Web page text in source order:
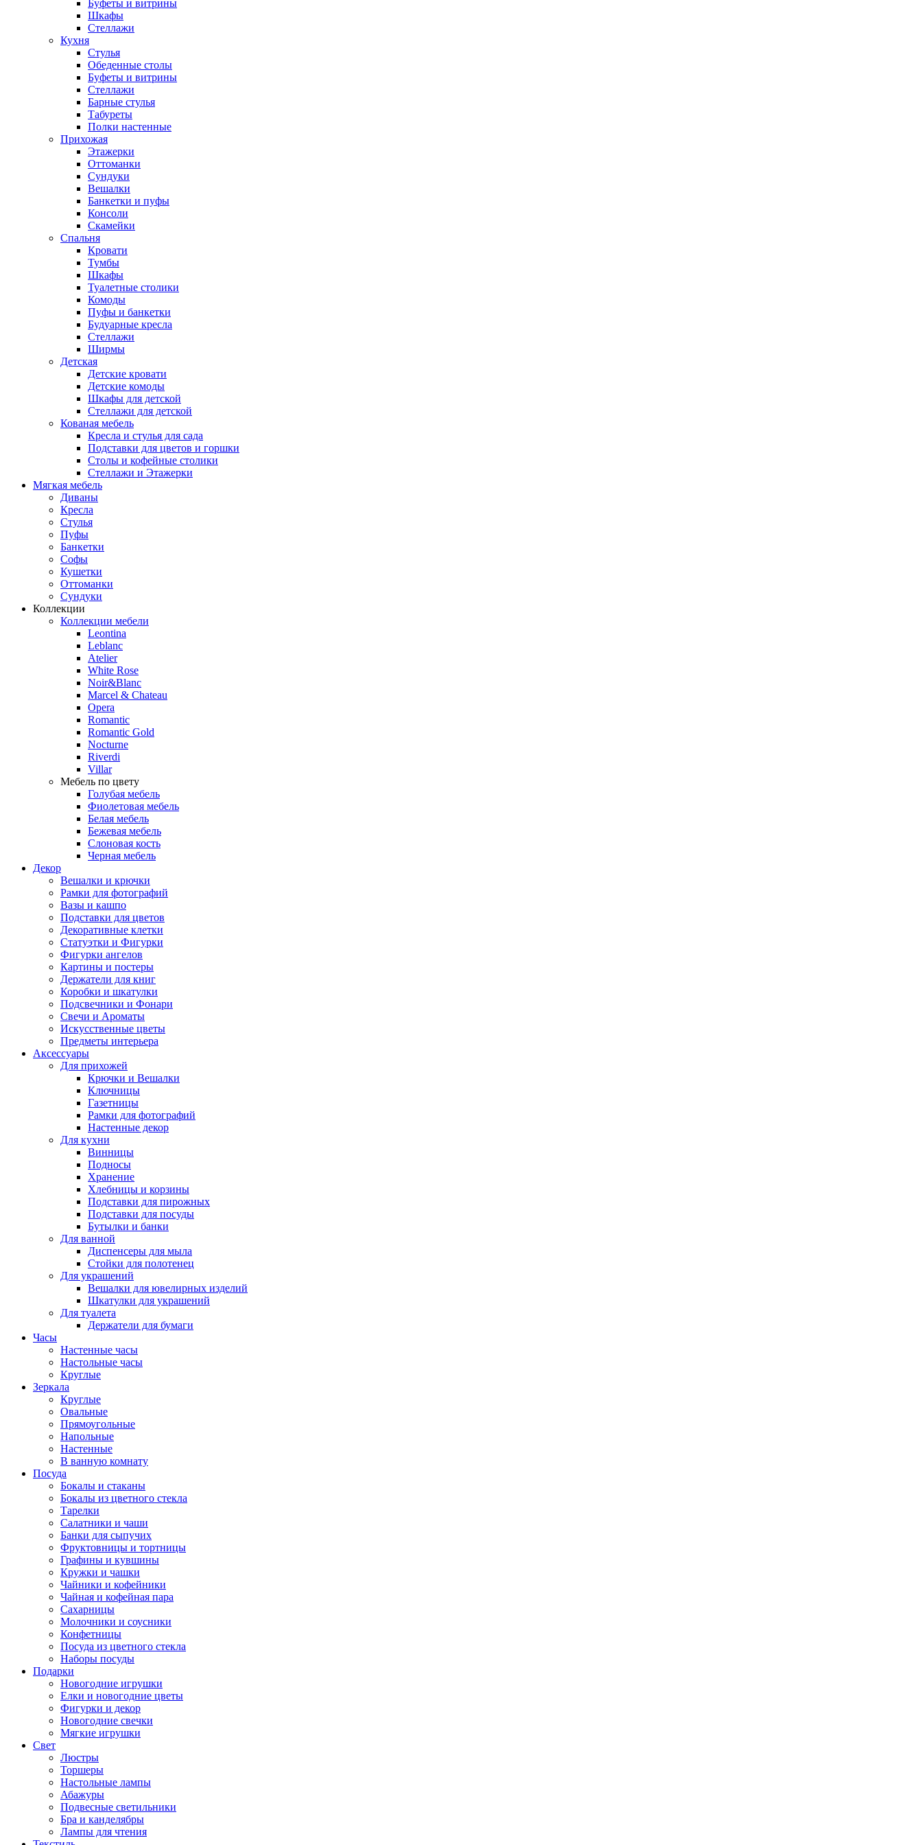
Буфеты и витрины
Шкафы
Стеллажи
Кухня
Стулья
Обеденные столы
Буфеты и витрины
Стеллажи
Барные стулья
Табуреты
Полки настенные
Прихожая
Этажерки
Оттоманки
Сундуки
Вешалки
Банкетки и пуфы
Консоли
Скамейки
Спальня
Кровати
Тумбы
Шкафы
Туалетные столики
Комоды
Пуфы и банкетки
Будуарные кресла
Стеллажи
Ширмы
Детская
Детские кровати
Детские комоды
Шкафы для детской
Стеллажи для детской
Кованая мебель
Кресла и стулья для сада
Подставки для цветов и горшки
Столы и кофейные столики
Стеллажи и Этажерки
Мягкая мебель
Диваны
Кресла
Стулья
Пуфы
Банкетки
Софы
Кушетки
Оттоманки
Сундуки
Коллекции
Коллекции мебели
Leontina
Leblanc
Аtelier
White Rose
Noir&Blanc
Marcel & Chateau
Opera
Romantic
Romantic Gold
Nocturne
Riverdi
Villar
Мебель по цвету
Голубая мебель
Фиолетовая мебель
Белая мебель
Бежевая мебель
Слоновая кость
Черная мебель
Декор
Вешалки и крючки
Рамки для фотографий
Вазы и кашпо
Подставки для цветов
Декоративные клетки
Статуэтки и Фигурки
Фигурки ангелов
Картины и постеры
Держатели для книг
Коробки и шкатулки
Подсвечники и Фонари
Свечи и Ароматы
Искусственные цветы
Предметы интерьера
Аксессуары
Для прихожей
Крючки и Вешалки
Ключницы
Газетницы
Рамки для фотографий
Настенные декор
Для кухни
Винницы
Подносы
Хранение
Хлебницы и корзины
Подставки для пирожных
Подставки для посуды
Бутылки и банки
Для ванной
Диспенсеры для мыла
Стойки для полотенец
Для украшений
Вешалки для ювелирных изделий
Шкатулки для украшений
Для туалета
Держатели для бумаги
Часы
Настенные часы
Настольные часы
Круглые
Зеркала
Круглые
Овальные
Прямоугольные
Напольные
Настенные
В ванную комнату
Посуда
Бокалы и стаканы
Бокалы из цветного стекла
Тарелки
Салатники и чаши
Банки для сыпучих
Фруктовницы и тортницы
Графины и кувшины
Кружки и чашки
Чайники и кофейники
Чайная и кофейная пара
Сахарницы
Молочники и соусники
Конфетницы
Посуда из цветного стекла
Наборы посуды
Подарки
Новогодние игрушки
Елки и новогодние цветы
Фигурки и декор
Новогодние свечки
Мягкие игрушки
Свет
Люстры
Торшеры
Настольные лампы
Абажуры
Подвесные светильники
Бра и канделябры
Лампы для чтения